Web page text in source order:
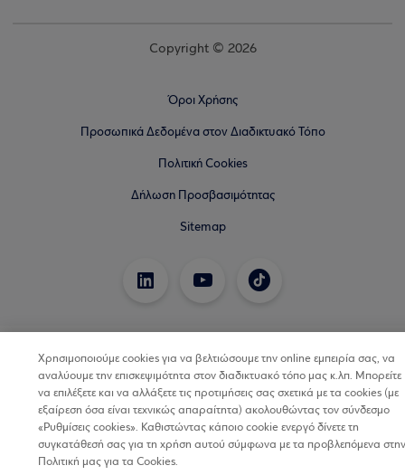
Copyright © 2026
Όροι Χρήσης
Προσωπικά Δεδομένα στον Διαδικτυακό Τόπο
Πολιτική Cookies
Δήλωση Προσβασιμότητας
Sitemap
Χρησιμοποιούμε cookies για να βελτιώσουμε την online εμπειρία σας, να
αναλύουμε την επισκεψιμότητα στον διαδικτυακό τόπο μας κ.λπ. Μπορείτε
να επιλέξετε και να αλλάξετε τις προτιμήσεις σας σχετικά με τα cookies (με
εξαίρεση όσα είναι τεχνικώς απαραίτητα) ακολουθώντας τον σύνδεσμο
«Ρυθμίσεις cookies». Καθιστώντας κάποιο cookie ενεργό δίνετε τη
συγκατάθεσή σας για τη χρήση αυτού σύμφωνα με τα προβλεπόμενα
Πολιτική μας για τα Cookies.